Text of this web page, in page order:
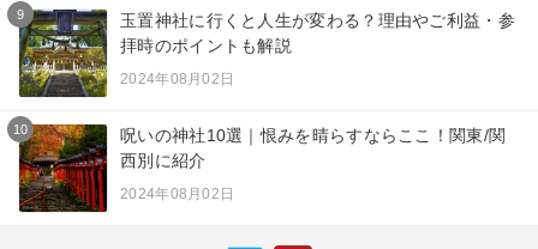
9
玉置神社に行くと人生が変わる？理由やご利益・参
拝時のポイントも解説
2024年08月02日
10
呪いの神社10選｜恨みを晴らすならここ！関東/関
西別に紹介
2024年08月02日